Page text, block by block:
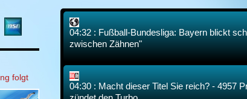
04:32 : Fußball-Bundesliga: Bayern blickt
zwischen Zähnen"
04:30 : Macht dieser Titel Sie reich? - 4957
folgt